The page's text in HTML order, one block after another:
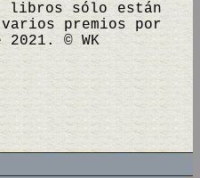
libros sólo están
premios por
© WK